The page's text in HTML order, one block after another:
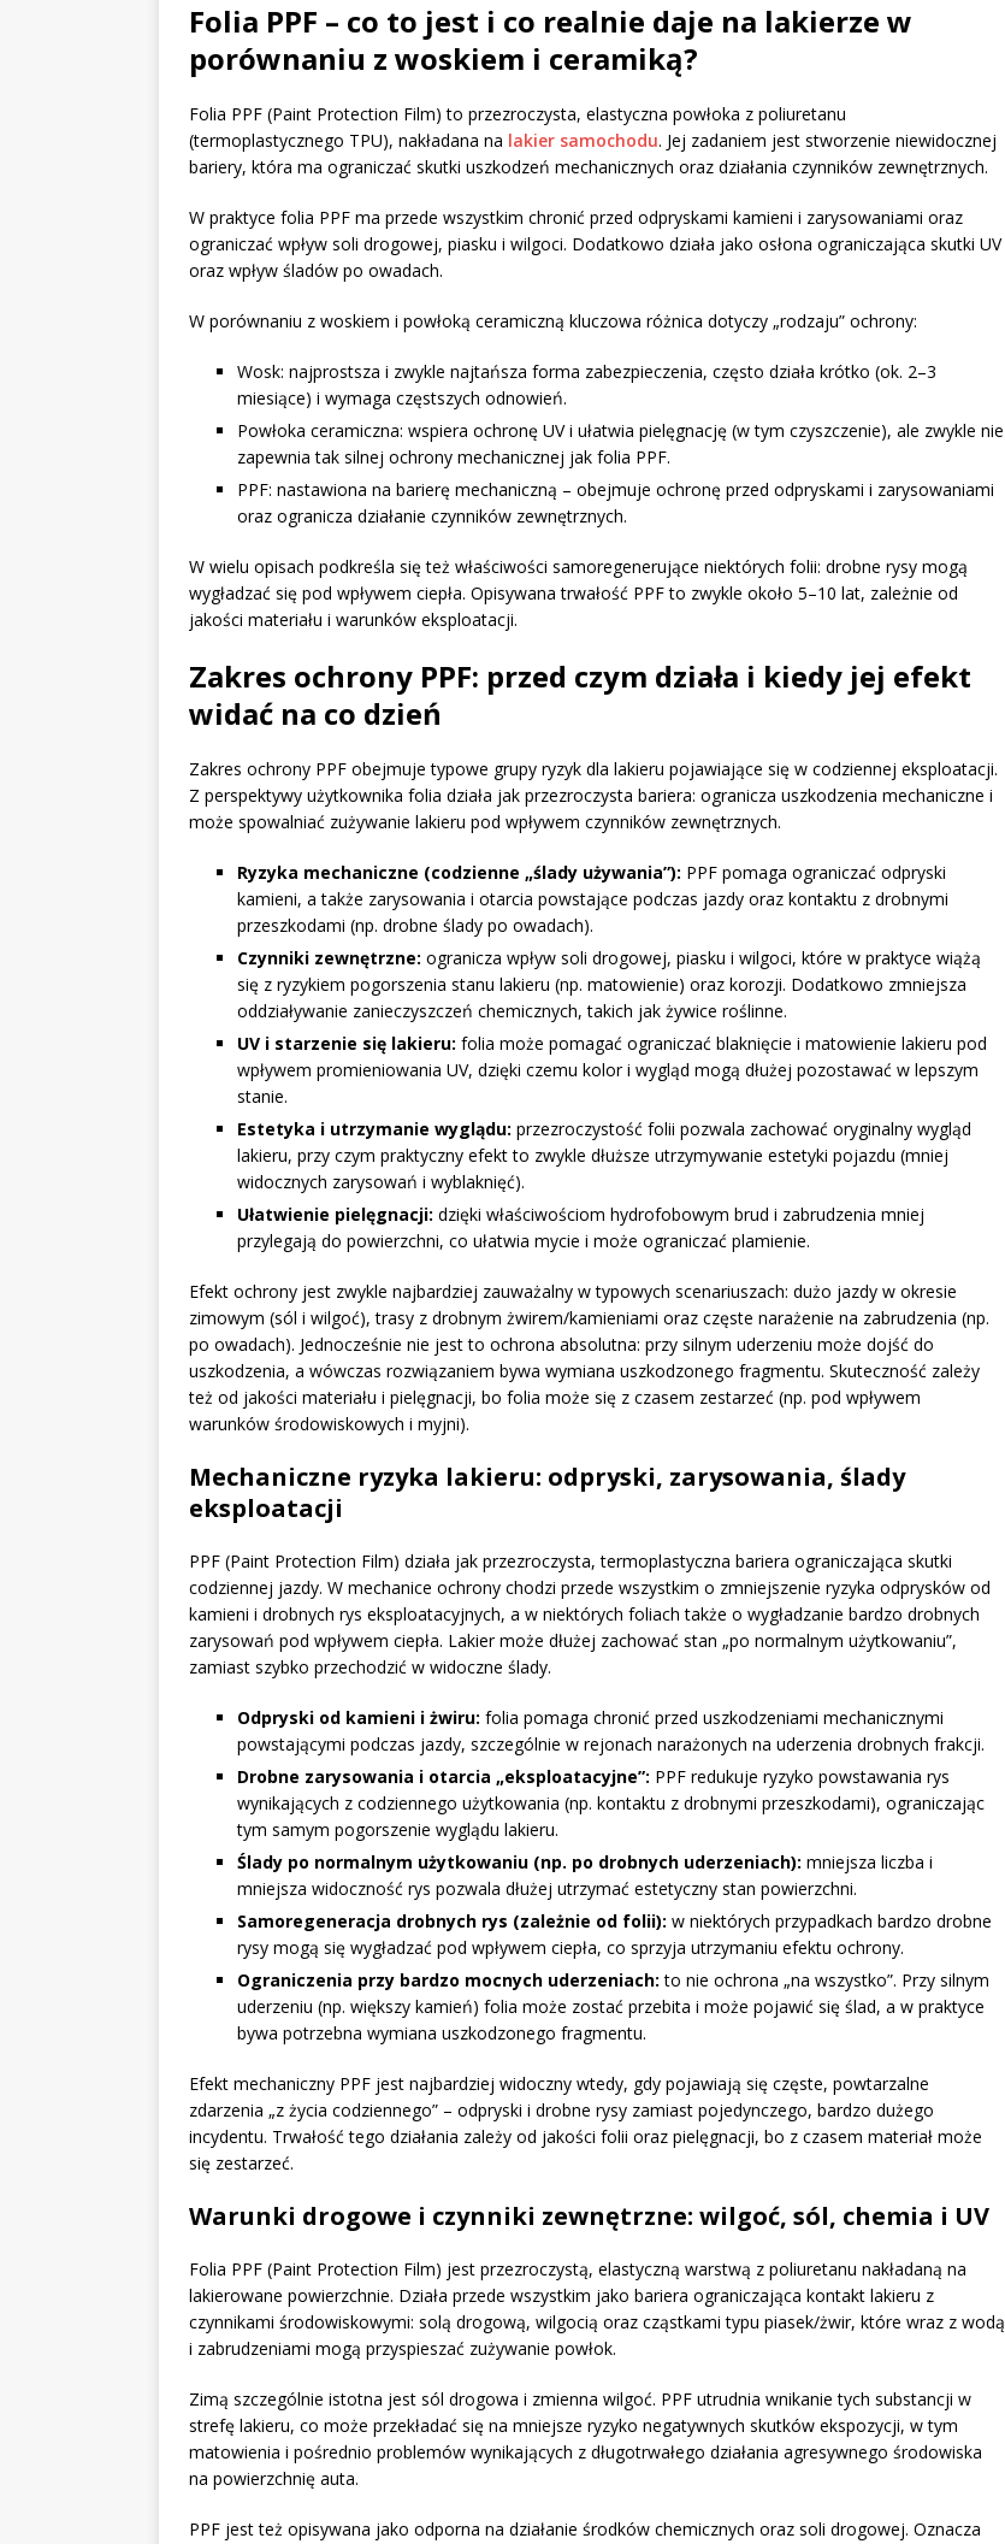
Folia PPF – co to jest i co realnie daje na lakierze w
porównaniu z woskiem i ceramiką?
Folia PPF (Paint Protection Film) to przezroczysta, elastyczna powłoka z poliuretanu
(termoplastycznego TPU), nakładana na lakier samochodu. Jej zadaniem jest stworzenie niewidocznej
bariery, która ma ograniczać skutki uszkodzeń mechanicznych oraz działania czynników zewnętrznych.
W praktyce folia PPF ma przede wszystkim chronić przed odpryskami kamieni i zarysowaniami oraz
ograniczać wpływ soli drogowej, piasku i wilgoci. Dodatkowo działa jako osłona ograniczająca skutki UV
oraz wpływ śladów po owadach.
W porównaniu z woskiem i powłoką ceramiczną kluczowa różnica dotyczy „rodzaju” ochrony:
Wosk: najprostsza i zwykle najtańsza forma zabezpieczenia, często działa krótko (ok. 2–3
miesiące) i wymaga częstszych odnowień.
Powłoka ceramiczna: wspiera ochronę UV i ułatwia pielęgnację (w tym czyszczenie), ale zwykle nie
zapewnia tak silnej ochrony mechanicznej jak folia PPF.
PPF: nastawiona na barierę mechaniczną – obejmuje ochronę przed odpryskami i zarysowaniami
oraz ogranicza działanie czynników zewnętrznych.
W wielu opisach podkreśla się też właściwości samoregenerujące niektórych folii: drobne rysy mogą
wygładzać się pod wpływem ciepła. Opisywana trwałość PPF to zwykle około 5–10 lat, zależnie od
jakości materiału i warunków eksploatacji.
Zakres ochrony PPF: przed czym działa i kiedy jej efekt
widać na co dzień
Zakres ochrony PPF obejmuje typowe grupy ryzyk dla lakieru pojawiające się w codziennej eksploatacji.
Z perspektywy użytkownika folia działa jak przezroczysta bariera: ogranicza uszkodzenia mechaniczne i
może spowalniać zużywanie lakieru pod wpływem czynników zewnętrznych.
Ryzyka mechaniczne (codzienne „ślady używania”): PPF pomaga ograniczać odpryski
kamieni, a także zarysowania i otarcia powstające podczas jazdy oraz kontaktu z drobnymi
przeszkodami (np. drobne ślady po owadach).
Czynniki zewnętrzne: ogranicza wpływ soli drogowej, piasku i wilgoci, które w praktyce wiążą
się z ryzykiem pogorszenia stanu lakieru (np. matowienie) oraz korozji. Dodatkowo zmniejsza
oddziaływanie zanieczyszczeń chemicznych, takich jak żywice roślinne.
UV i starzenie się lakieru: folia może pomagać ograniczać blaknięcie i matowienie lakieru pod
wpływem promieniowania UV, dzięki czemu kolor i wygląd mogą dłużej pozostawać w lepszym
stanie.
Estetyka i utrzymanie wyglądu: przezroczystość folii pozwala zachować oryginalny wygląd
lakieru, przy czym praktyczny efekt to zwykle dłuższe utrzymywanie estetyki pojazdu (mniej
widocznych zarysowań i wyblaknięć).
Ułatwienie pielęgnacji: dzięki właściwościom hydrofobowym brud i zabrudzenia mniej
przylegają do powierzchni, co ułatwia mycie i może ograniczać plamienie.
Efekt ochrony jest zwykle najbardziej zauważalny w typowych scenariuszach: dużo jazdy w okresie
zimowym (sól i wilgoć), trasy z drobnym żwirem/kamieniami oraz częste narażenie na zabrudzenia (np.
po owadach). Jednocześnie nie jest to ochrona absolutna: przy silnym uderzeniu może dojść do
uszkodzenia, a wówczas rozwiązaniem bywa wymiana uszkodzonego fragmentu. Skuteczność zależy
też od jakości materiału i pielęgnacji, bo folia może się z czasem zestarzeć (np. pod wpływem
warunków środowiskowych i myjni).
Mechaniczne ryzyka lakieru: odpryski, zarysowania, ślady
eksploatacji
PPF (Paint Protection Film) działa jak przezroczysta, termoplastyczna bariera ograniczająca skutki
codziennej jazdy. W mechanice ochrony chodzi przede wszystkim o zmniejszenie ryzyka odprysków od
kamieni i drobnych rys eksploatacyjnych, a w niektórych foliach także o wygładzanie bardzo drobnych
zarysowań pod wpływem ciepła. Lakier może dłużej zachować stan „po normalnym użytkowaniu”,
zamiast szybko przechodzić w widoczne ślady.
Odpryski od kamieni i żwiru: folia pomaga chronić przed uszkodzeniami mechanicznymi
powstającymi podczas jazdy, szczególnie w rejonach narażonych na uderzenia drobnych frakcji.
Drobne zarysowania i otarcia „eksploatacyjne”: PPF redukuje ryzyko powstawania rys
wynikających z codziennego użytkowania (np. kontaktu z drobnymi przeszkodami), ograniczając
tym samym pogorszenie wyglądu lakieru.
Ślady po normalnym użytkowaniu (np. po drobnych uderzeniach): mniejsza liczba i
mniejsza widoczność rys pozwala dłużej utrzymać estetyczny stan powierzchni.
Samoregeneracja drobnych rys (zależnie od folii): w niektórych przypadkach bardzo drobne
rysy mogą się wygładzać pod wpływem ciepła, co sprzyja utrzymaniu efektu ochrony.
Ograniczenia przy bardzo mocnych uderzeniach: to nie ochrona „na wszystko”. Przy silnym
uderzeniu (np. większy kamień) folia może zostać przebita i może pojawić się ślad, a w praktyce
bywa potrzebna wymiana uszkodzonego fragmentu.
Efekt mechaniczny PPF jest najbardziej widoczny wtedy, gdy pojawiają się częste, powtarzalne
zdarzenia „z życia codziennego” – odpryski i drobne rysy zamiast pojedynczego, bardzo dużego
incydentu. Trwałość tego działania zależy od jakości folii oraz pielęgnacji, bo z czasem materiał może
się zestarzeć.
Warunki drogowe i czynniki zewnętrzne: wilgoć, sól, chemia i UV
Folia PPF (Paint Protection Film) jest przezroczystą, elastyczną warstwą z poliuretanu nakładaną na
lakierowane powierzchnie. Działa przede wszystkim jako bariera ograniczająca kontakt lakieru z
czynnikami środowiskowymi: solą drogową, wilgocią oraz cząstkami typu piasek/żwir, które wraz z wodą
i zabrudzeniami mogą przyspieszać zużywanie powłok.
Zimą szczególnie istotna jest sól drogowa i zmienna wilgoć. PPF utrudnia wnikanie tych substancji w
strefę lakieru, co może przekładać się na mniejsze ryzyko negatywnych skutków ekspozycji, w tym
matowienia i pośrednio problemów wynikających z długotrwałego działania agresywnego środowiska
na powierzchnię auta.
PPF jest też opisywana jako odporna na działanie środków chemicznych oraz soli drogowej. Oznacza